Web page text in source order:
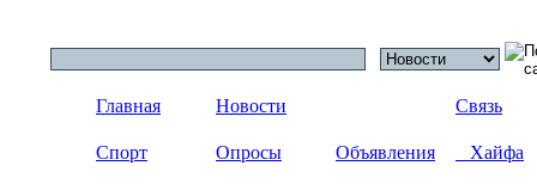
Главная Новости Связь
Спорт Опросы Объявления Хайфа